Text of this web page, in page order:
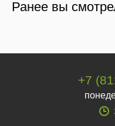
Ранее вы
+7